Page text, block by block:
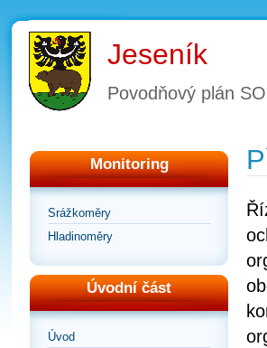
Jeseník
Povodňový plán
Monitoring
Srážkoměry
Hladinoměry
Úvodní část
Úvod